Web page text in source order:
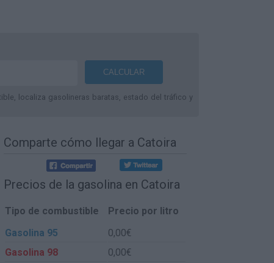
localiza gasolineras baratas, estado del tráfico y
Comparte cómo llegar a Catoira
Precios de la gasolina en Catoira
Tipo de combustible
Precio por litro
Gasolina 95
0,00€
Gasolina 98
0,00€